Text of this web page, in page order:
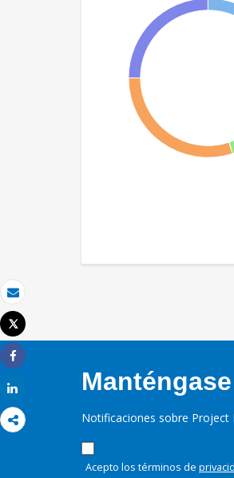
Correo electrónico
Imprimir
Tweet
Share
Notificaciones sobre Project
Acepto los términos de